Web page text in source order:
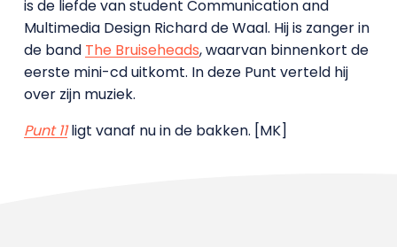
is de liefde van student Communication and
Multimedia Design Richard de Waal. Hij is zanger in
de band The Bruiseheads, waarvan binnenkort de
eerste mini-cd uitkomt. In deze Punt verteld hij
over zijn muziek.
Punt 11ligt vanaf nu in de bakken. [MK]